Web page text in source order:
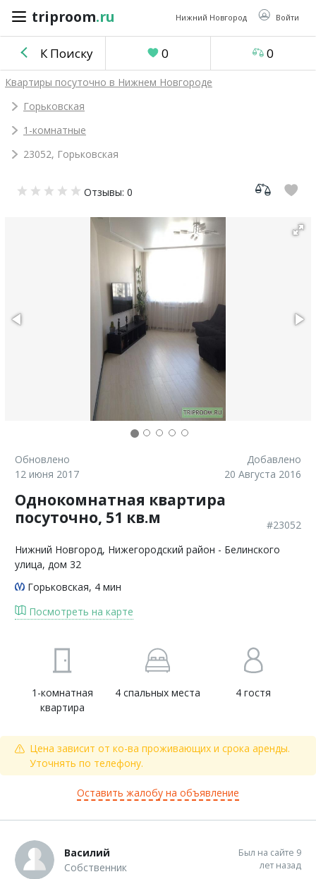
triproom.ru Нижний Новгород Войти
triproom .ru
Российский
Войти / Зарегистрироваться
объявление
К Поиску 0 0
Квартиры посуточно в Нижнем Новгороде
Горьковская
1-комнатные
23052, Горьковская
Отзывы: 0
Обновлено
12 июня 2017
Добавлено
20 Августа 2016
Однокомнатная квартира
посуточно, 51 кв.м
#23052
Нижний Новгород, Нижегородский район - Белинского
улица, дом 32
Горьковская, 4 мин
Посмотреть на карте
1-комнатная
квартира
4 спальных места 4 гостя
Цена зависит от ко-ва проживающих и срока аренды.
Уточнять по телефону.
Оставить жалобу на объявление
Василий
Собственник
Был на сайте 9
лет назад